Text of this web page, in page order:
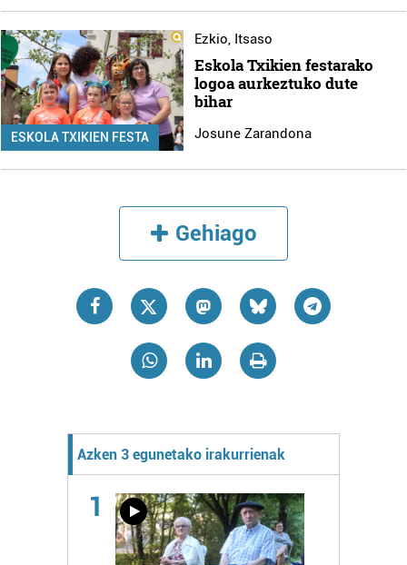
ESKOLA TXIKIEN FESTA
Ezkio, Itsaso
Eskola Txikien festarako
logoa aurkeztuko dute
bihar
Josune Zarandona
Gehiago
Azken 3 egunetako irakurrienak
1